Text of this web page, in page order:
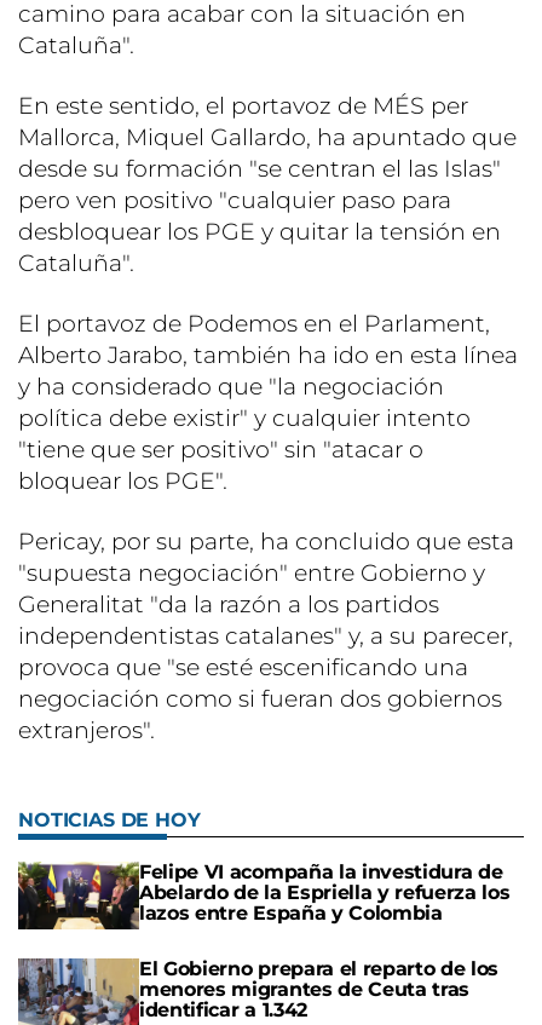
camino para acabar con la situación en
Cataluña".
En este sentido, el portavoz de MÉS per
Mallorca, Miquel Gallardo, ha apuntado que
desde su formación "se centran el las Islas"
pero ven positivo "cualquier paso para
desbloquear los PGE y quitar la tensión en
Cataluña".
El portavoz de Podemos en el Parlament,
Alberto Jarabo, también ha ido en esta línea
y ha considerado que "la negociación
política debe existir" y cualquier intento
"tiene que ser positivo" sin "atacar o
bloquear los PGE".
Pericay, por su parte, ha concluido que esta
"supuesta negociación" entre Gobierno y
Generalitat "da la razón a los partidos
independentistas catalanes" y, a su parecer,
provoca que "se esté escenificando una
negociación como si fueran dos gobiernos
extranjeros".
NOTICIAS DE HOY
Felipe VI acompaña la investidura de
Abelardo de la Espriella y refuerza los
lazos entre España y Colombia
El Gobierno prepara el reparto de los
menores migrantes de Ceuta tras
identificar a 1.342